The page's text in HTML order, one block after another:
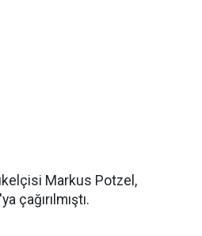
Markus Potzel,
çağırılmıştı.